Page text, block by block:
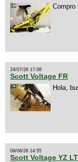
Compro
24/07/26 17:06
Scott Voltage FR
Hola,
09/06/26 14:55
Scott Voltage YZ